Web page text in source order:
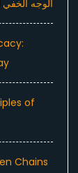
الوجه الخفي
of
Chains